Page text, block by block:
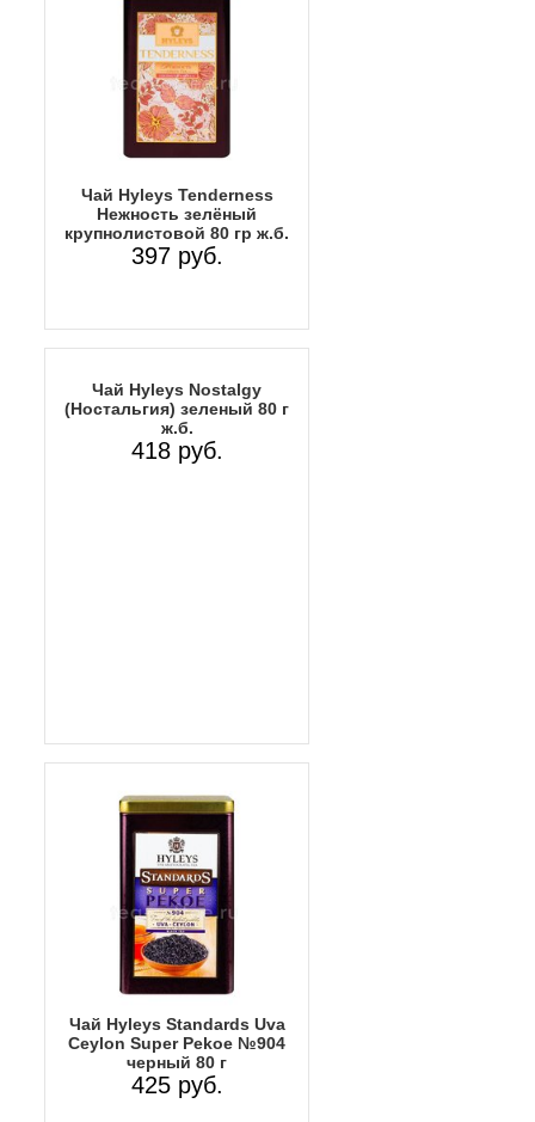
Чай Hyleys Tenderness
Нежность зелёный
крупнолистовой 80 гр ж.б.
397 руб.
Чай Hyleys Nostalgy
(Ностальгия) зеленый 80 г
ж.б.
418 руб.
Чай Hyleys Standards Uva
Ceylon Super Pekoe №904
черный 80 г
425 руб.